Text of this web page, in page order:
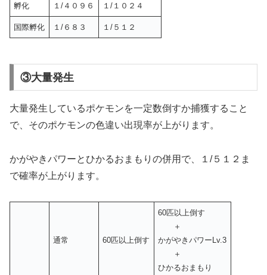
孵化 １/４０９６ １/１０２４
国際孵化 １/６８３ １/５１２
③大量発生
大量発生しているポケモンを一定数倒すか捕獲すること
で、そのポケモンの色違い出現率が上がります。
かがやきパワーとひかるおまもりの併用で、１/５１２ま
で確率が上がります。
通常 60匹以上倒す
60匹以上倒す
＋
かがやきパワーLv.3
＋
ひかるおまもり